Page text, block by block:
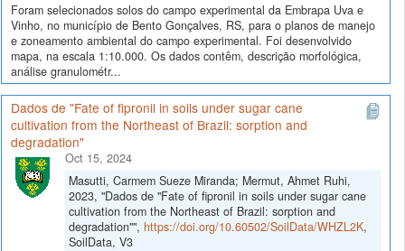
Foram selecionados solos do campo experimental da Embrapa Uva e
Vinho, no município de Bento Gonçalves, RS, para o planos de manejo
e zoneamento ambiental do campo experimental. Foi desenvolvido
mapa, na escala 1:10.000. Os dados contêm, descrição morfológica,
análise granulométr...
Dados de "Fate of fipronil in soils under sugar cane
cultivation from the Northeast of Brazil: sorption and
degradation"
Oct 15, 2024
Masutti, Carmem Sueze Miranda; Mermut, Ahmet Ruhi,
2023, "Dados de "Fate of fipronil in soils under sugar cane
cultivation from the Northeast of Brazil: sorption and
degradation"", https://doi.org/10.60502/SoilData/WHZL2K,
SoilData, V3